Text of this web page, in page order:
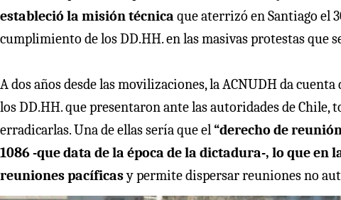
estableció la misión técnica que aterrizó en Santiago el
cumplimiento de los DD.HH. en las masivas protestas que
A dos años desde las movilizaciones, la ACNUDH da
los DD.HH. que presentaron ante las autoridades de
erradicarlas. Una de ellas sería que el“derecho de
1086 -que data de la época de la dictadura-, lo que
reuniones pacíficasy permite dispersar reuniones no